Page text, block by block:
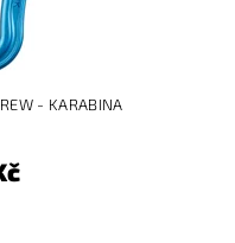
- KARABINA